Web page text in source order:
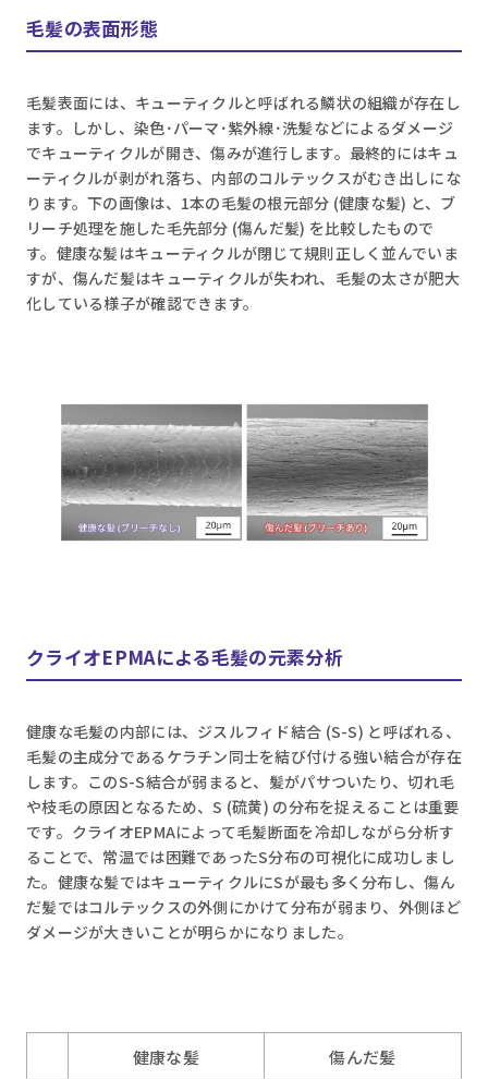
毛髪の表面形態
毛髪表面には、キューティクルと呼ばれる鱗状の組織が存在し
ます。しかし、染色･パーマ･紫外線･洗髪などによるダメージ
でキューティクルが開き、傷みが進行します。最終的にはキュ
ーティクルが剥がれ落ち、内部のコルテックスがむき出しにな
ります。下の画像は、1本の毛髪の根元部分 (健康な髪) と、ブ
リーチ処理を施した毛先部分 (傷んだ髪) を比較したもので
す。健康な髪はキューティクルが閉じて規則正しく並んでいま
すが、傷んだ髪はキューティクルが失われ、毛髪の太さが肥大
化している様子が確認できます。
クライオEPMAによる毛髪の元素分析
健康な毛髪の内部には、ジスルフィド結合 (S-S) と呼ばれる、
毛髪の主成分であるケラチン同士を結び付ける強い結合が存在
します。このS-S結合が弱まると、髪がパサついたり、切れ毛
や枝毛の原因となるため、S (硫黄) の分布を捉えることは重要
です。クライオEPMAによって毛髪断面を冷却しながら分析す
ることで、常温では困難であったS分布の可視化に成功しまし
た。健康な髪ではキューティクルにSが最も多く分布し、傷ん
だ髪ではコルテックスの外側にかけて分布が弱まり、外側ほど
ダメージが大きいことが明らかになりました。
健康な髪 傷んだ髪